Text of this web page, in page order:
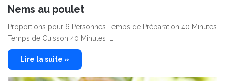
Nems au poulet
Proportions pour 6 Personnes Temps de Préparation 40 Minutes
Temps de Cuisson 40 Minutes …
Lire la suite »